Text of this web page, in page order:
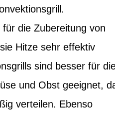
die Zubereitung von
Hitze sehr effektiv
sind besser für
und Obst geeignet,
verteilen. Ebenso